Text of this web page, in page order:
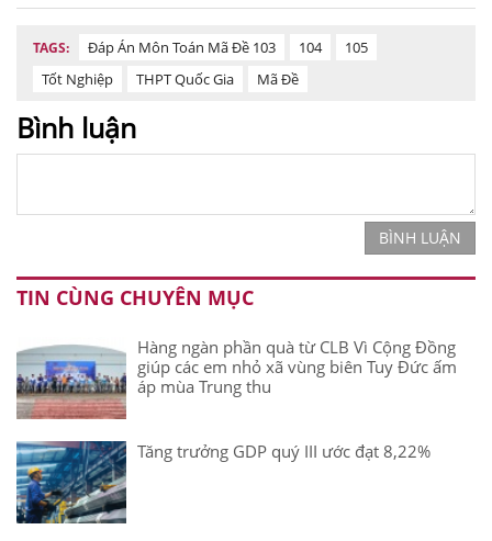
TAGS: Đáp Án Môn Toán Mã Đề 103 104
105
Tốt Nghiệp
THPT Quốc Gia Mã Đề
Bình luận
BÌNH LUẬN
TIN CÙNG CHUYÊN MỤC
Hàng ngàn phần quà từ CLB Vì Cộng Đồng
giúp các em nhỏ xã vùng biên Tuy Đức ấm
áp mùa Trung thu
Tăng trưởng GDP quý III ước đạt 8,22%